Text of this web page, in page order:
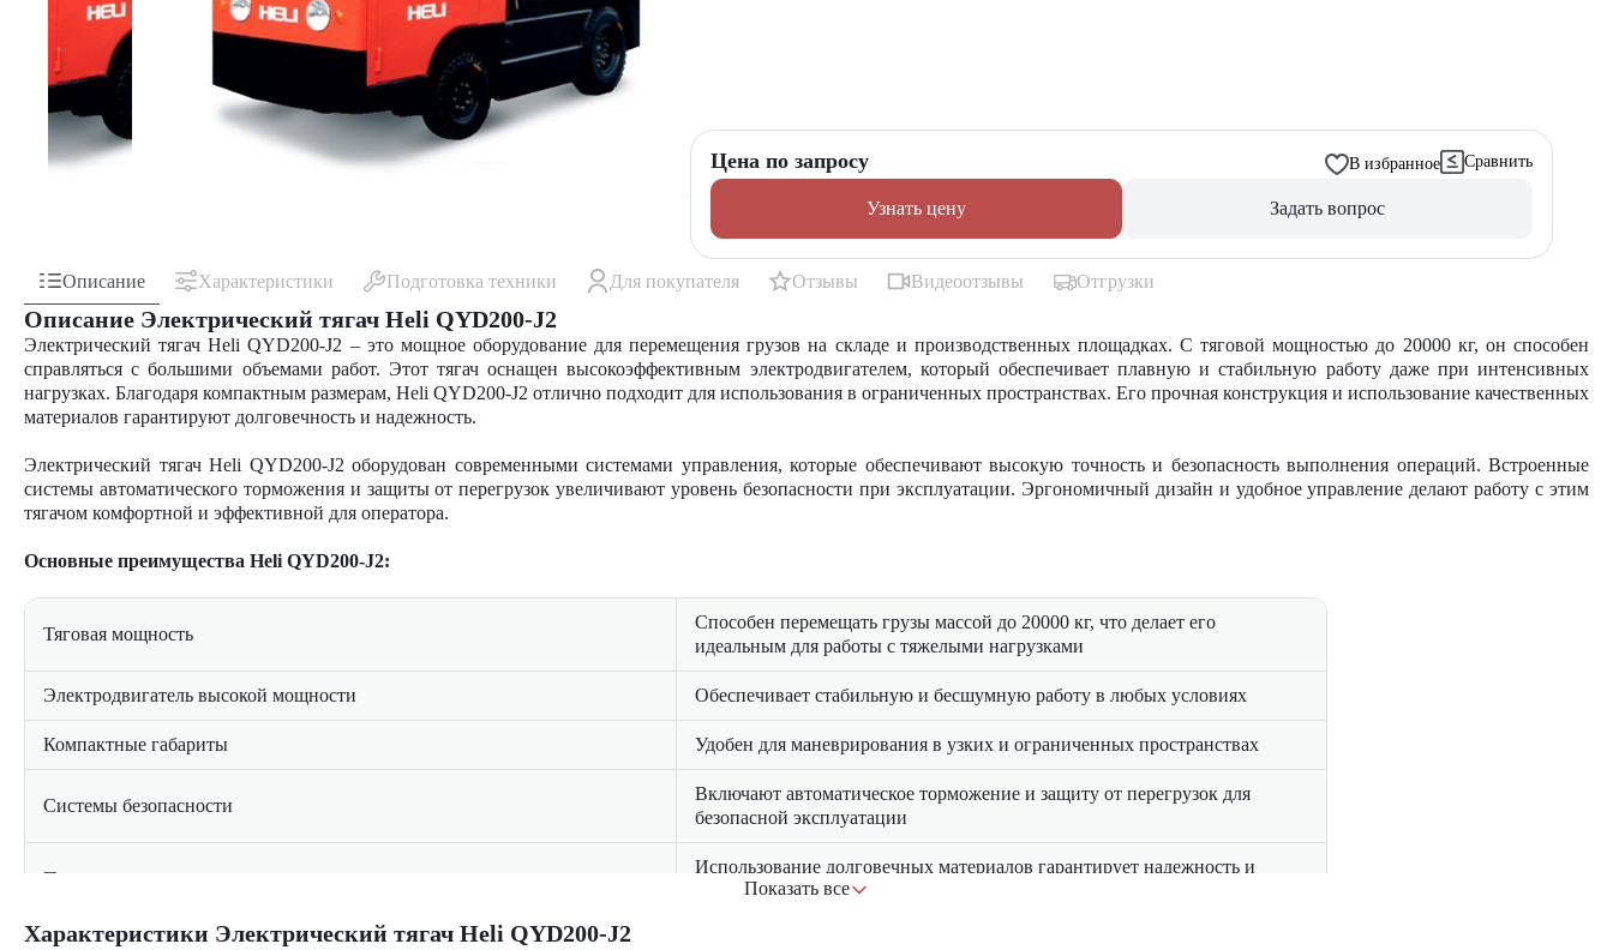
Цена по запросу В избранное Сравнить
Узнать цену Задать вопрос
Описание Характеристики Подготовка техники Для покупателя Отзывы Видеоотзывы Отгрузки
Описание Электрический тягач Heli QYD200-J2
Электрический тягач Heli QYD200-J2 – это мощное оборудование для перемещения грузов на складе и производственных площадках. С тяговой мощностью до 20000 кг, он способен
справляться с большими объемами работ. Этот тягач оснащен высокоэффективным электродвигателем, который обеспечивает плавную и стабильную работу даже при интенсивных
нагрузках. Благодаря компактным размерам, Heli QYD200-J2 отлично подходит для использования в ограниченных пространствах. Его прочная конструкция и использование качественных
материалов гарантируют долговечность и надежность.
Электрический тягач Heli QYD200-J2 оборудован современными системами управления, которые обеспечивают высокую точность и безопасность выполнения операций. Встроенные
системы автоматического торможения и защиты от перегрузок увеличивают уровень безопасности при эксплуатации. Эргономичный дизайн и удобное управление делают работу с этим
тягачом комфортной и эффективной для оператора.
Основные преимущества Heli QYD200-J2:
Тяговая мощность
Способен перемещать грузы массой до 20000 кг, что делает его
идеальным для работы с тяжелыми нагрузками
Электродвигатель высокой мощности Обеспечивает стабильную и бесшумную работу в любых условиях
Компактные габариты Удобен для маневрирования в узких и ограниченных пространствах
Системы безопасности
Включают автоматическое торможение и защиту от перегрузок для
безопасной эксплуатации
Прочная конструкция
Использование долговечных материалов гарантирует надежность и
долгий срок службы
Показать все
Характеристики Электрический тягач Heli QYD200-J2